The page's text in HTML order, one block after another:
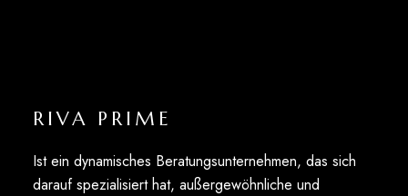
RIVA PRIME
Ist ein dynamisches Beratungsunternehmen, das sich
darauf spezialisiert hat, außergewöhnliche und